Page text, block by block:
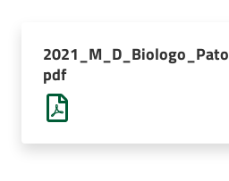
AUSL
Comunica
pdf